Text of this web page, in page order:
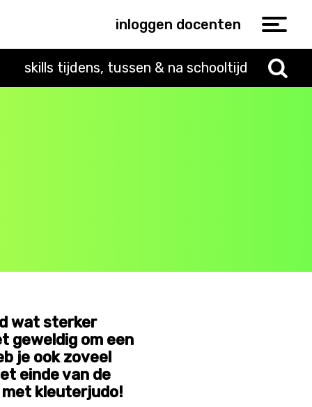
inloggen docenten
skills tijdens, tussen & na schooltijd
wat sterker
geweldig om een
je ook zoveel
einde van de
met kleuterjudo!